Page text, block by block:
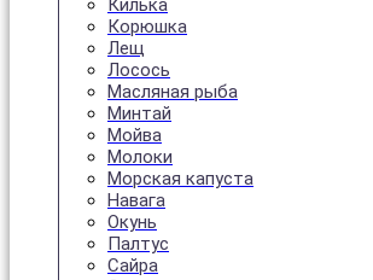
Килька
Корюшка
Лещ
Лосось
Масляная рыба
Минтай
Мойва
Молоки
Морская капуста
Навага
Окунь
Палтус
Сайра